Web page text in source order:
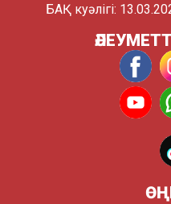
БАҚ куәлігі: